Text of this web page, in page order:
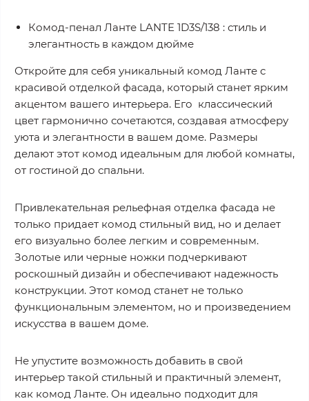
Комод-пенал Ланте LANTE 1D3S/138 : стиль и
элегантность в каждом дюйме
Откройте для себя уникальный комод Ланте с
красивой отделкой фасада, который станет ярким
акцентом вашего интерьера. Его классический
цвет гармонично сочетаются, создавая атмосферу
уюта и элегантности в вашем доме. Размеры
делают этот комод идеальным для любой комнаты,
от гостиной до спальни.
Привлекательная рельефная отделка фасада не
только придает комод стильный вид, но и делает
его визуально более легким и современным.
Золотые или черные ножки подчеркивают
роскошный дизайн и обеспечивают надежность
конструкции. Этот комод станет не только
функциональным элементом, но и произведением
искусства в вашем доме.
Не упустите возможность добавить в свой
интерьер такой стильный и практичный элемент,
как комод Ланте. Он идеально подходит для